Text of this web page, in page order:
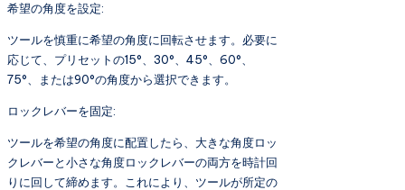
希望の角度を設定:
ツールを慎重に希望の角度に回転させます。必要に
応じて、プリセットの15°、30°、45°、60°、
75°、または90°の角度から選択できます。
ロックレバーを固定:
ツールを希望の角度に配置したら、大きな角度ロッ
クレバーと小さな角度ロックレバーの両方を時計回
りに回して締めます。これにより、ツールが所定の